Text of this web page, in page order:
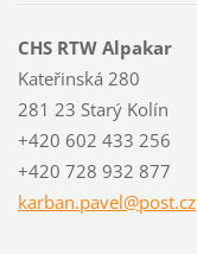
CHS RTW Alpakar
Kateřinská 280
281 23 Starý Kolín
+420 602 433 256
+420 728 932 877
karban.pavel@post.cz